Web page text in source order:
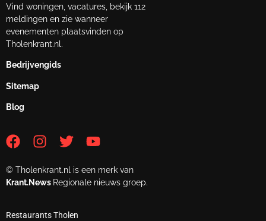
Vind woningen, vacatures, bekijk 112
meldingen en zie wanneer
evenementen plaatsvinden op
Tholenkrant.nl.
Bedrijvengids
Sitemap
Blog
© Tholenkrant.nl is een merk van
Krant.News Regionale nieuws groep.
Restaurants Tholen